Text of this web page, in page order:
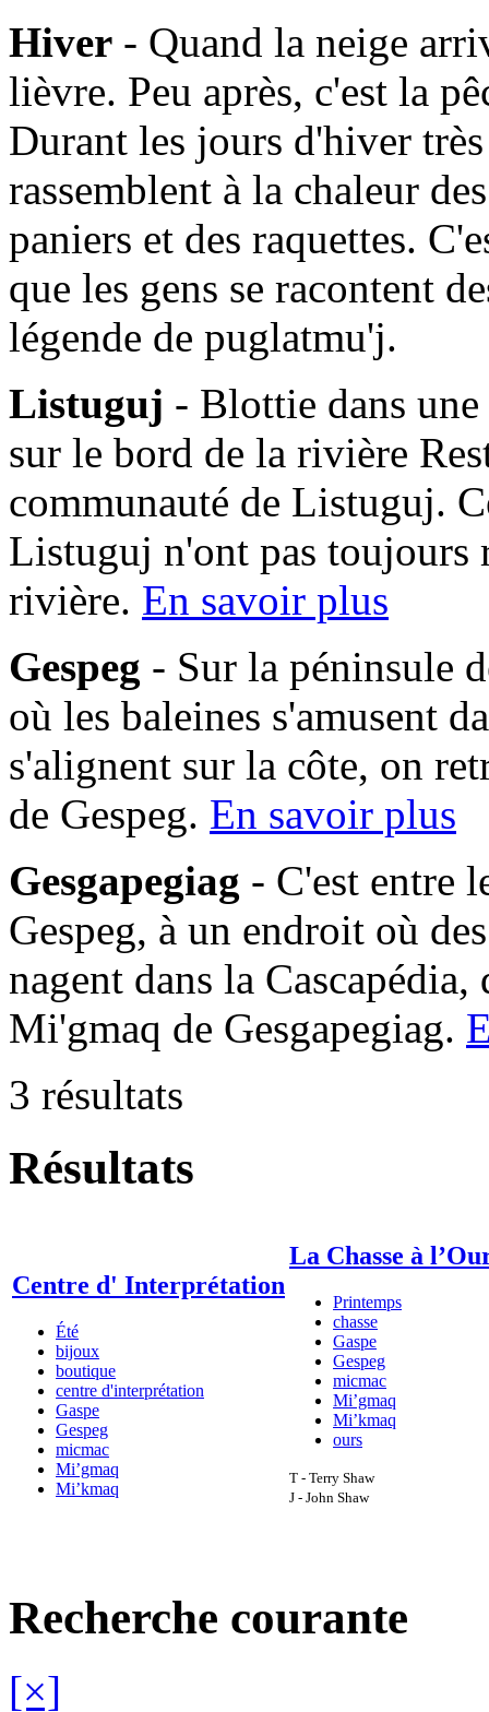
Hiver - Quand la neige
lièvre. Peu après, c'est la
Durant les jours d'hiver
rassemblent à la chaleur
paniers et des raquettes.
que les gens se racontent
légende de puglatmu'j.
Listuguj - Blottie dans une
sur le bord de la rivière
communauté de Listuguj.
Listuguj n'ont pas toujours
rivière. En savoir plus
Gespeg - Sur la péninsule
où les baleines s'amusent
s'alignent sur la côte, on
de Gespeg. En savoir plus
Gesgapegiag - C'est entre
Gespeg, à un endroit où
nagent dans la
Mi'gmaq de Gesgapegiag.
3 résultats
Résultats
Centre d' Interprétation
Été
bijoux
boutique
centre d'interprétation
Gaspe
Gespeg
micmac
Mi’gmaq
Mi’kmaq
La Chasse à
Printemps
chasse
Gaspe
Gespeg
micmac
Mi’gmaq
Mi’kmaq
ours
T - Terry Shaw
J - John Shaw
Recherche courante
[×]